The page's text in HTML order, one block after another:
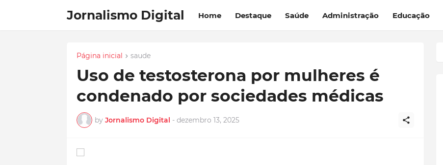
Jornalismo Digital Home Destaque Saúde Administração Educação
Página inicial saude
Uso de testosterona por mulheres é
condenado por sociedades médicas
by Jornalismo Digital - dezembro 13, 2025